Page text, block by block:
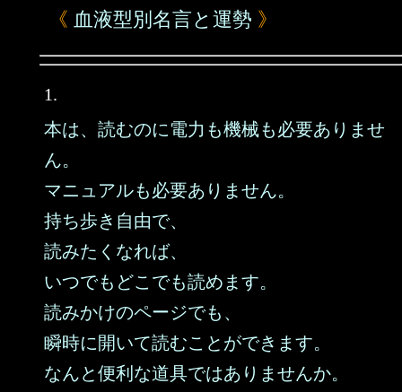
《 血液型別名言と運勢 》
1.
本は、読むのに電力も機械も必要ありませ
ん。
マニュアルも必要ありません。
持ち歩き自由で、
読みたくなれば、
いつでもどこでも読めます。
読みかけのページでも、
瞬時に開いて読むことができます。
なんと便利な道具ではありませんか。